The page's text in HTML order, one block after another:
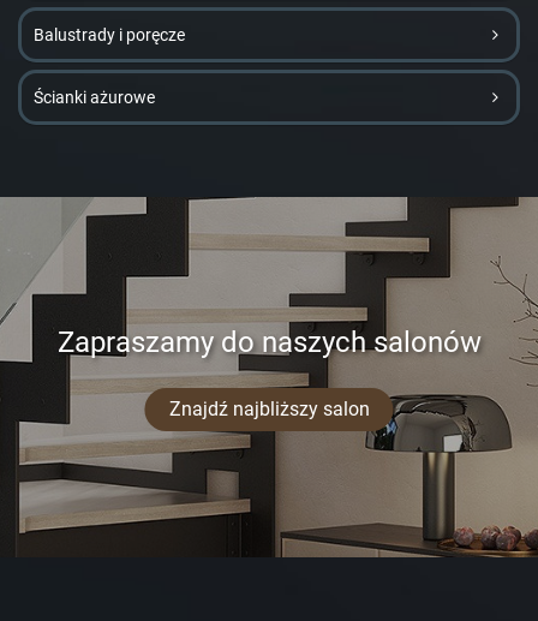
Balustrady i poręcze
Ścianki ażurowe
Zapraszamy do naszych salonów
Znajdź najbliższy salon